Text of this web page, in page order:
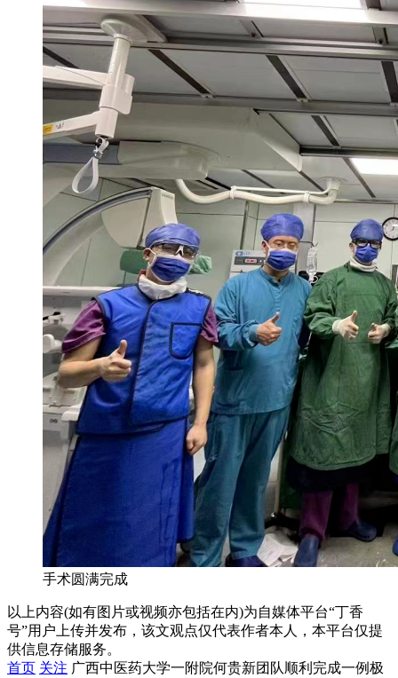
手术圆满完成
以上内容(如有图片或视频亦包括在内)为自媒体平台“丁香
号”用户上传并发布，该文观点仅代表作者本人，本平台仅提
供信息存储服务。
首页 关注 广西中医药大学一附院何贵新团队顺利完成一例极